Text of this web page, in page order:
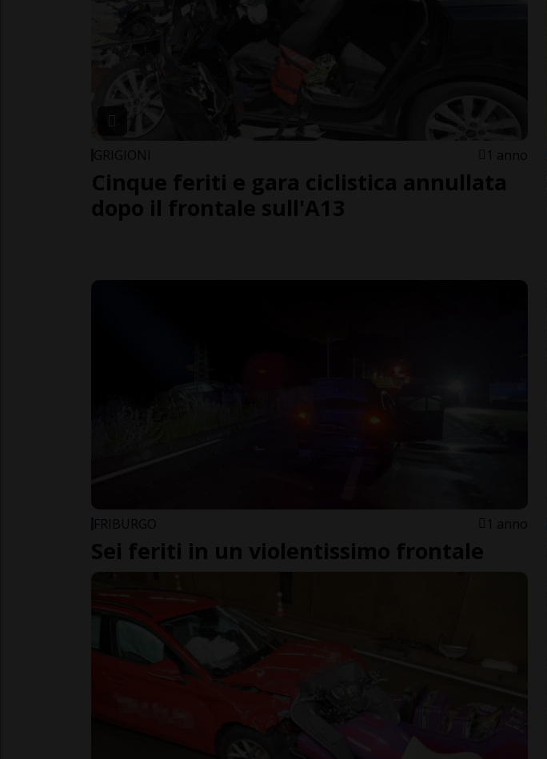
GRIGIONI 1 anno
Cinque feriti e gara ciclistica annullata
dopo il frontale sull'A13
FRIBURGO 1 anno
Sei feriti in un violentissimo frontale